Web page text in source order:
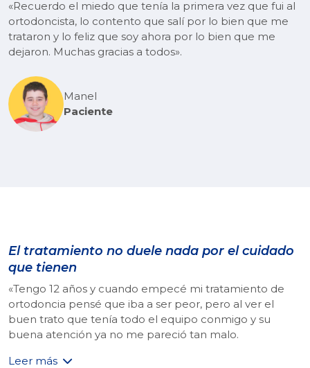
«Recuerdo el miedo que tenía la primera vez que fui al
ortodoncista, lo contento que salí por lo bien que me
trataron y lo feliz que soy ahora por lo bien que me
dejaron. Muchas gracias a todos».
Manel
Paciente
El tratamiento no duele nada por el cuidado
que tienen
«Tengo 12 años y cuando empecé mi tratamiento de
ortodoncia pensé que iba a ser peor, pero al ver el
buen trato que tenía todo el equipo conmigo y su
buena atención ya no me pareció tan malo.
Leer más